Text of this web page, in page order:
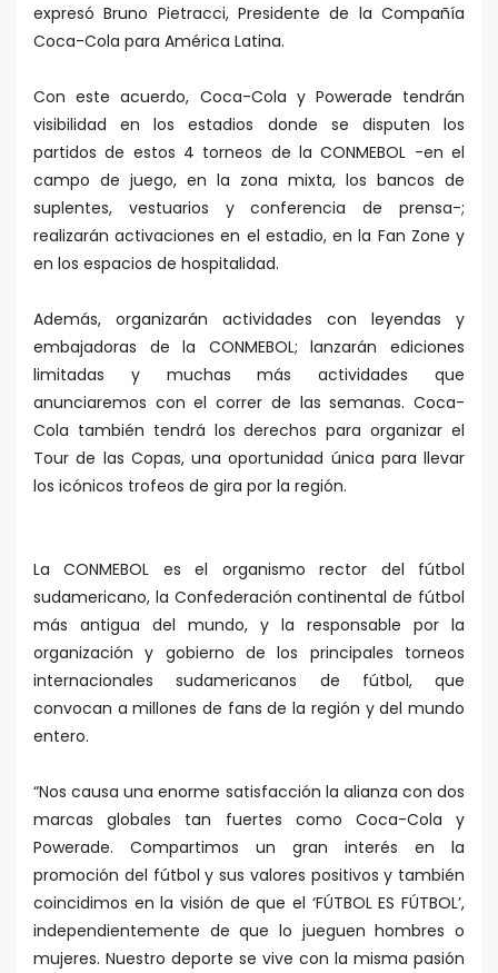
expresó Bruno Pietracci, Presidente de la Compañía
Coca-Cola para América Latina.
Con este acuerdo, Coca-Cola y Powerade tendrán
visibilidad en los estadios donde se disputen los
partidos de estos 4 torneos de la CONMEBOL -en el
campo de juego, en la zona mixta, los bancos de
suplentes, vestuarios y conferencia de prensa-;
realizarán activaciones en el estadio, en la Fan Zone y
en los espacios de hospitalidad.
Además, organizarán actividades con leyendas y
embajadoras de la CONMEBOL; lanzarán ediciones
limitadas y muchas más actividades que
anunciaremos con el correr de las semanas. Coca-
Cola también tendrá los derechos para organizar el
Tour de las Copas, una oportunidad única para llevar
los icónicos trofeos de gira por la región.
La CONMEBOL es el organismo rector del fútbol
sudamericano, la Confederación continental de fútbol
más antigua del mundo, y la responsable por la
organización y gobierno de los principales torneos
internacionales sudamericanos de fútbol, que
convocan a millones de fans de la región y del mundo
entero.
“Nos causa una enorme satisfacción la alianza con dos
marcas globales tan fuertes como Coca-Cola y
Powerade. Compartimos un gran interés en la
promoción del fútbol y sus valores positivos y también
coincidimos en la visión de que el ‘FÚTBOL ES FÚTBOL’,
independientemente de que lo jueguen hombres o
mujeres. Nuestro deporte se vive con la misma pasión